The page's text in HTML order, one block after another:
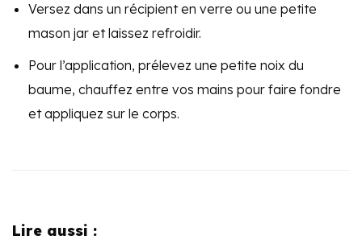
Versez dans un récipient en verre ou une petite
mason jar et laissez refroidir.
Pour l’application, prélevez une petite noix du
baume, chauffez entre vos mains pour faire fondre
et appliquez sur le corps.
Lire aussi :